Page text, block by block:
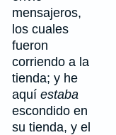
mensajeros,
los cuales
fueron
corriendo a la
tienda; y he
aquí estaba
escondido en
su tienda, y el